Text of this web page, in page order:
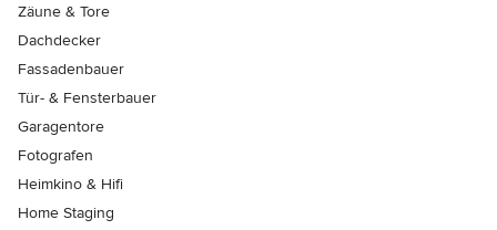
Zäune & Tore
Dachdecker
Fassadenbauer
Tür- & Fensterbauer
Garagentore
Fotografen
Heimkino & Hifi
Home Staging